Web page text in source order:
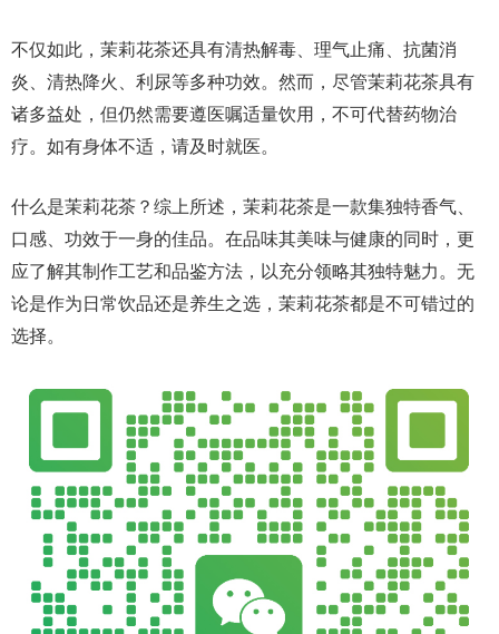
不仅如此，茉莉花茶还具有清热解毒、理气止痛、抗菌消
炎、清热降火、利尿等多种功效。然而，尽管茉莉花茶具有
诸多益处，但仍然需要遵医嘱适量饮用，不可代替药物治
疗。如有身体不适，请及时就医。
什么是茉莉花茶？综上所述，茉莉花茶是一款集独特香气、
口感、功效于一身的佳品。在品味其美味与健康的同时，更
应了解其制作工艺和品鉴方法，以充分领略其独特魅力。无
论是作为日常饮品还是养生之选，茉莉花茶都是不可错过的
选择。